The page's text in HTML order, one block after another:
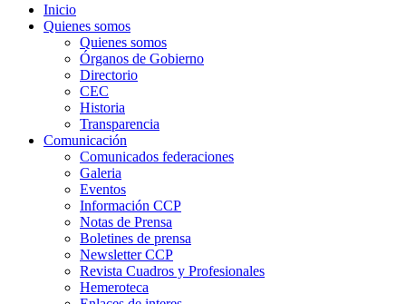
Inicio
Quienes somos
Quienes somos
Órganos de Gobierno
Directorio
CEC
Historia
Transparencia
Comunicación
Comunicados federaciones
Galeria
Eventos
Información CCP
Notas de Prensa
Boletines de prensa
Newsletter CCP
Revista Cuadros y Profesionales
Hemeroteca